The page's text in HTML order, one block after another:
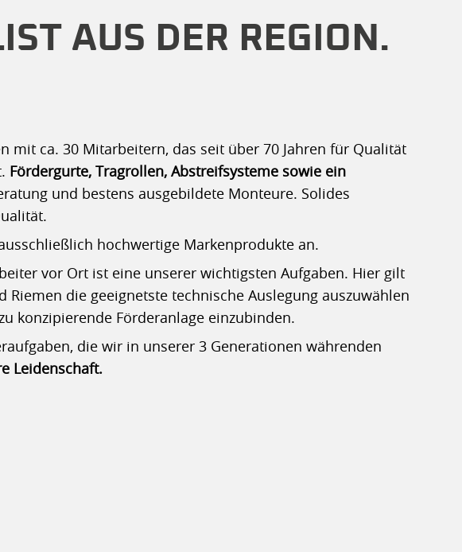
AUS DER REGION.
mit ca. 30 Mitarbeitern, das seit über 70 Jahren für Qualität
Fördergurte, Tragrollen, Abstreifsysteme sowie ein
und bestens ausgebildete Monteure. Solides
hochwertige Markenprodukte an.
vor Ort ist eine unserer wichtigsten Aufgaben. Hier gilt
die geeignetste technische Auslegung auszuwählen
konzipierende Förderanlage einzubinden.
die wir in unserer 3 Generationen währenden
Leidenschaft.